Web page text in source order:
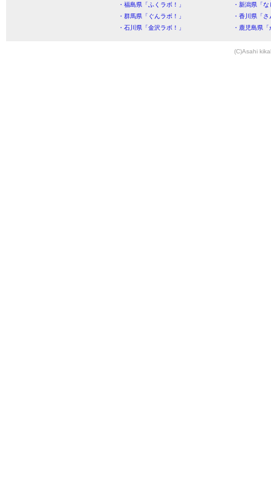
・福島県「ふくラボ！」
・新潟県「
・群馬県「ぐんラボ！」
・香川県「
・石川県「金沢ラボ！」
・鹿児島県
(C)Asahi